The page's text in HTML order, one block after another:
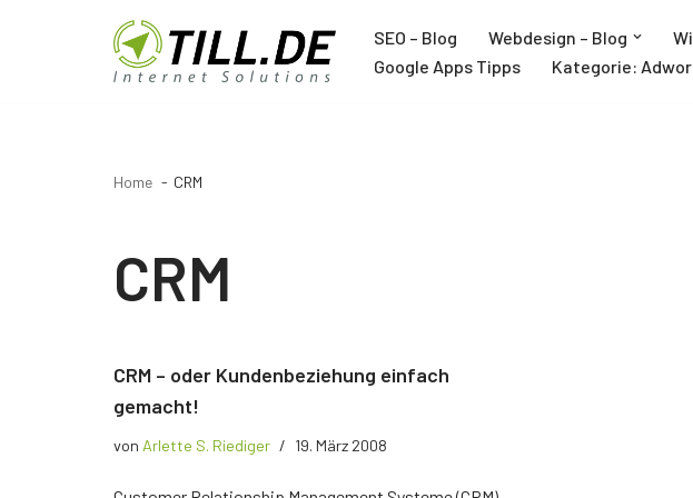
SEO – Blog Webdesign – Blog
Google Tag Manager Agentur
Joachim Schröder
12 Jahre Google Trainer
Google Apps Tipps
Kategorie:
Home CRM
CRM
CRM – oder Kundenbeziehung einfach
gemacht!
von Arlette S. Riediger 19. März 2008